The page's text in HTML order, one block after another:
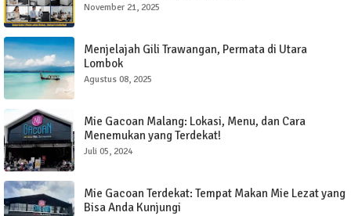
November 21, 2025
Menjelajah Gili Trawangan, Permata di Utara
Lombok
Agustus 08, 2025
Mie Gacoan Malang: Lokasi, Menu, dan Cara
Menemukan yang Terdekat!
Juli 05, 2024
Mie Gacoan Terdekat: Tempat Makan Mie Lezat yang
Bisa Anda Kunjungi